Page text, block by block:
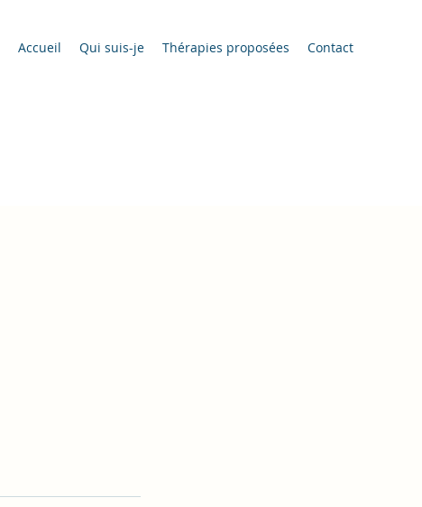
Accueil Qui suis-je Thérapies proposées Contact